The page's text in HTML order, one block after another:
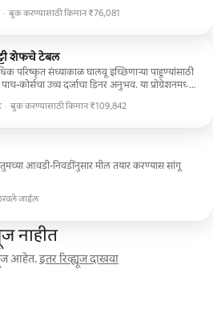
डिझाइन केलेला एक उत्साही आणि भरपूर
· बुक करण्यासाठी किमान ₹76,081
शेफचे टेबल
परिष्कृत संध्याकाळ घालवू इच्छिणाऱ्या पाहुण्यांसाठी
कोर्सचा उच्च दर्जाचा डिनर अनुभव. या प्रोग्रेशनमध्ये
उत्पादने आणि विचारपूर्वक तंत्र यांना प्राधान्य दिले
परिपूर्ण.
· बुक करण्यासाठी किमान ₹109,842
आवडी-निवडींनुसार मील तयार करण्यास सांगू
जाईल
नाहीत
आहेत.इतर रिव्ह्यूज दाखवा